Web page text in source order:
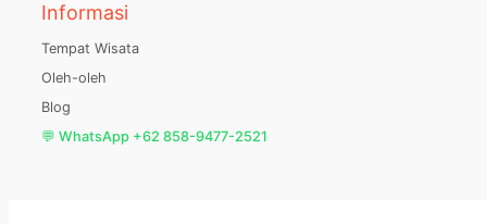
Informasi
Tempat Wisata
Oleh-oleh
Blog
💬 WhatsApp +62 858-9477-2521